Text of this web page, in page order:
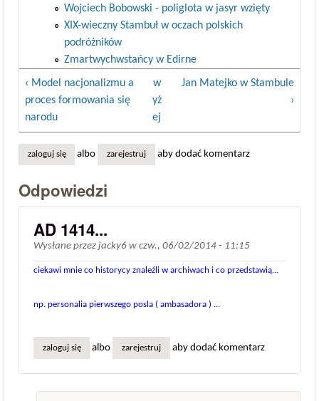
Wojciech Bobowski - poliglota w jasyr wzięty
XIX-wieczny Stambuł w oczach polskich
podróżników
Zmartwychwstańcy w Edirne
‹ Model nacjonalizmu a
proces formowania się
narodu
w
yż
ej
Jan Matejko w Stambule
›
zaloguj się albo zarejestruj aby dodać komentarz
Odpowiedzi
AD 1414...
Wysłane przez jacky6 w czw., 06/02/2014 - 11:15
ciekawi mnie co historycy znaleźli w archiwach i co przedstawią...
np. personalia pierwszego posla ( ambasadora ) ...
zaloguj się albo zarejestruj aby dodać komentarz